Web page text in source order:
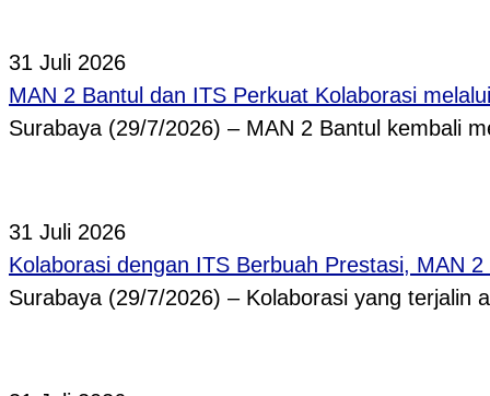
31 Juli 2026
MAN 2 Bantul dan ITS Perkuat Kolaborasi
Surabaya (29/7/2026) – MAN 2 Bantul kembali
31 Juli 2026
Kolaborasi dengan ITS Berbuah Prestasi, MAN
Surabaya (29/7/2026) – Kolaborasi yang terjalin